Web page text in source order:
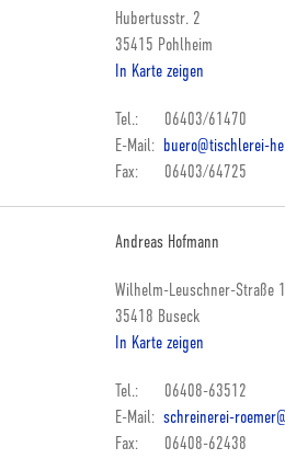
Hubertusstr. 2
35415 Pohlheim
In Karte zeigen
Tel.: 06403/61470
E-Mail: buero@tischlerei-
Fax: 06403/64725
Andreas Hofmann
Wilhelm-Leuschner-Straße
35418 Buseck
In Karte zeigen
Tel.: 06408-63512
E-Mail: schreinerei-
Fax: 06408-62438